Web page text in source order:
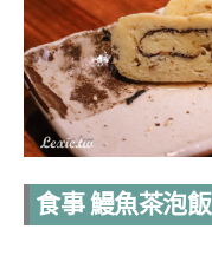
食事 鰻魚茶泡飯